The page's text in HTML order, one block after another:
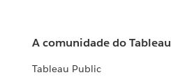
A comunidade do Tableau
Tableau Public